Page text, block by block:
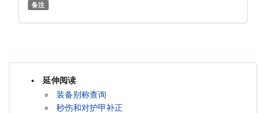
备注
延伸阅读
装备别称查询
秒伤和对护甲补正